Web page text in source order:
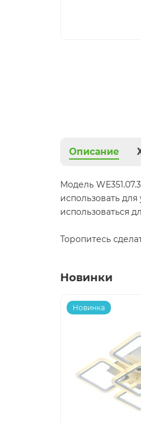
Описание
Модель
использовать
использоваться
Торопитесь
Новинки
Новинка